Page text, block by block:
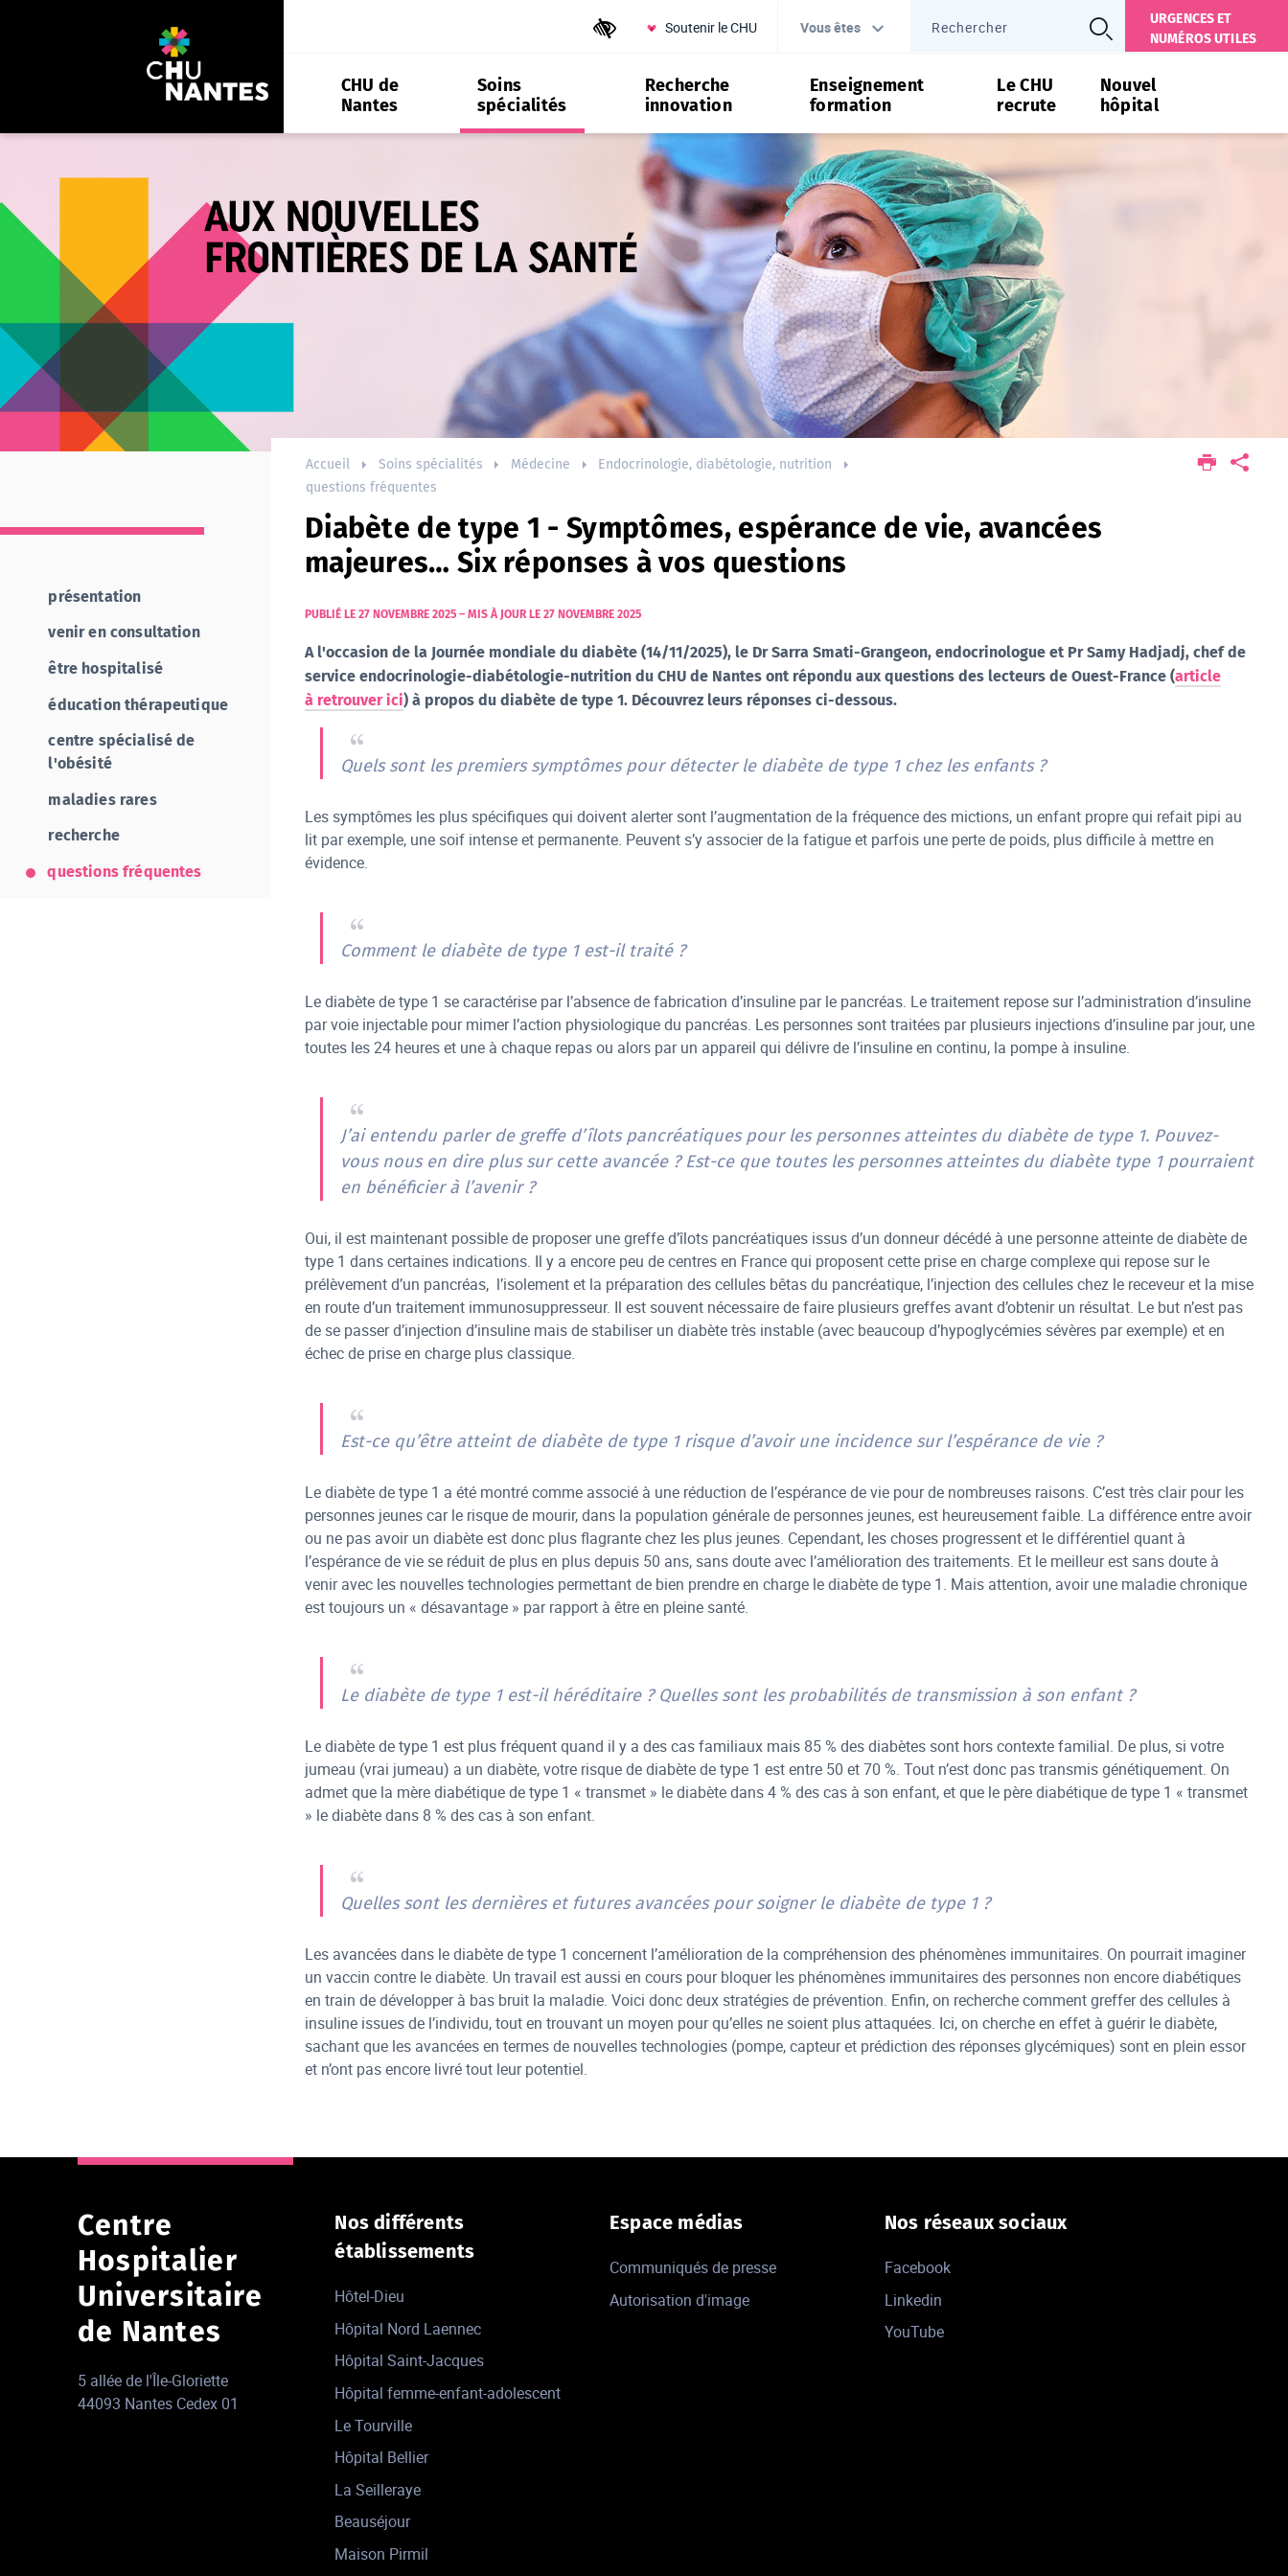
Outils d'accessibilité
Soutenir le CHU Vous êtes
URGENCES ET
NUMÉROS UTILES
CHU de
Nantes
Soins
spécialités
Recherche
innovation
Enseignement
formation
Le CHU
recrute
Nouvel
hôpital
Accueil Soins spécialités Médecine
Endocrinologie, diabétologie, nutrition
questions fréquentes
Diabète de type 1 - Symptômes, espérance de vie, avancées
majeures… Six réponses à vos questions
PUBLIÉ LE 27 NOVEMBRE 2025 – MIS À JOUR LE 27 NOVEMBRE 2025
A l'occasion de la Journée mondiale du diabète (14/11/2025), le Dr Sarra Smati-Grangeon, endocrinologue et Pr Samy Hadjadj, chef de
service endocrinologie-diabétologie-nutrition du CHU de Nantes ont répondu aux questions des lecteurs de Ouest-France (article
à retrouver ici) à propos du diabète de type 1. Découvrez leurs réponses ci-dessous.
Quels sont les premiers symptômes pour détecter le diabète de type 1 chez les enfants ?
Les symptômes les plus spécifiques qui doivent alerter sont l’augmentation de la fréquence des mictions, un enfant propre qui refait pipi au
lit par exemple, une soif intense et permanente. Peuvent s’y associer de la fatigue et parfois une perte de poids, plus difficile à mettre en
évidence.
Comment le diabète de type 1 est-il traité ?
Le diabète de type 1 se caractérise par l’absence de fabrication d’insuline par le pancréas. Le traitement repose sur l’administration d’insuline
par voie injectable pour mimer l’action physiologique du pancréas. Les personnes sont traitées par plusieurs injections d’insuline par jour, une
toutes les 24 heures et une à chaque repas ou alors par un appareil qui délivre de l’insuline en continu, la pompe à insuline.
J’ai entendu parler de greffe d’îlots pancréatiques pour les personnes atteintes du diabète de type 1. Pouvez-
vous nous en dire plus sur cette avancée ? Est-ce que toutes les personnes atteintes du diabète type 1 pourraient
en bénéficier à l’avenir ?
Oui, il est maintenant possible de proposer une greffe d’îlots pancréatiques issus d’un donneur décédé à une personne atteinte de diabète de
type 1 dans certaines indications. Il y a encore peu de centres en France qui proposent cette prise en charge complexe qui repose sur le
prélèvement d’un pancréas, l’isolement et la préparation des cellules bêtas du pancréatique, l’injection des cellules chez le receveur et la mise
en route d’un traitement immunosuppresseur. Il est souvent nécessaire de faire plusieurs greffes avant d’obtenir un résultat. Le but n’est pas
de se passer d’injection d’insuline mais de stabiliser un diabète très instable (avec beaucoup d’hypoglycémies sévères par exemple) et en
échec de prise en charge plus classique.
Est-ce qu’être atteint de diabète de type 1 risque d’avoir une incidence sur l’espérance de vie ?
Le diabète de type 1 a été montré comme associé à une réduction de l’espérance de vie pour de nombreuses raisons. C’est très clair pour les
personnes jeunes car le risque de mourir, dans la population générale de personnes jeunes, est heureusement faible. La différence entre avoir
ou ne pas avoir un diabète est donc plus flagrante chez les plus jeunes. Cependant, les choses progressent et le différentiel quant à
l’espérance de vie se réduit de plus en plus depuis 50 ans, sans doute avec l’amélioration des traitements. Et le meilleur est sans doute à
venir avec les nouvelles technologies permettant de bien prendre en charge le diabète de type 1. Mais attention, avoir une maladie chronique
est toujours un « désavantage » par rapport à être en pleine santé.
Le diabète de type 1 est-il héréditaire ? Quelles sont les probabilités de transmission à son enfant ?
Le diabète de type 1 est plus fréquent quand il y a des cas familiaux mais 85 % des diabètes sont hors contexte familial. De plus, si votre
jumeau (vrai jumeau) a un diabète, votre risque de diabète de type 1 est entre 50 et 70 %. Tout n’est donc pas transmis génétiquement. On
admet que la mère diabétique de type 1 « transmet » le diabète dans 4 % des cas à son enfant, et que le père diabétique de type 1 « transmet
» le diabète dans 8 % des cas à son enfant.
Quelles sont les dernières et futures avancées pour soigner le diabète de type 1 ?
Les avancées dans le diabète de type 1 concernent l’amélioration de la compréhension des phénomènes immunitaires. On pourrait imaginer
un vaccin contre le diabète. Un travail est aussi en cours pour bloquer les phénomènes immunitaires des personnes non encore diabétiques
en train de développer à bas bruit la maladie. Voici donc deux stratégies de prévention. Enfin, on recherche comment greffer des cellules à
insuline issues de l’individu, tout en trouvant un moyen pour qu’elles ne soient plus attaquées. Ici, on cherche en effet à guérir le diabète,
sachant que les avancées en termes de nouvelles technologies (pompe, capteur et prédiction des réponses glycémiques) sont en plein essor
et n’ont pas encore livré tout leur potentiel.
présentation
venir en consultation
être hospitalisé
éducation thérapeutique
centre spécialisé de
l'obésité
maladies rares
recherche
questions fréquentes
Centre
Hospitalier
Universitaire
de Nantes
5 allée de l'Île-Gloriette
44093 Nantes Cedex 01
Nos différents
établissements
Hôtel-Dieu
Hôpital Nord Laennec
Hôpital Saint-Jacques
Hôpital femme-enfant-adolescent
Le Tourville
Hôpital Bellier
La Seilleraye
Beauséjour
Maison Pirmil
Espace médias
Communiqués de presse
Autorisation d'image
Nos réseaux sociaux
Facebook
Linkedin
YouTube